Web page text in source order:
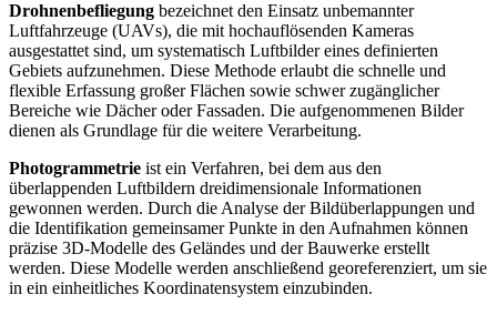
Drohnenbefliegung bezeichnet den Einsatz unbemannter
Luftfahrzeuge (UAVs), die mit hochauflösenden Kameras
ausgestattet sind, um systematisch Luftbilder eines definierten
Gebiets aufzunehmen. Diese Methode erlaubt die schnelle und
flexible Erfassung großer Flächen sowie schwer zugänglicher
Bereiche wie Dächer oder Fassaden. Die aufgenommenen Bilder
dienen als Grundlage für die weitere Verarbeitung.
Photogrammetrie ist ein Verfahren, bei dem aus den
überlappenden Luftbildern dreidimensionale Informationen
gewonnen werden. Durch die Analyse der Bildüberlappungen und
die Identifikation gemeinsamer Punkte in den Aufnahmen können
präzise 3D-Modelle des Geländes und der Bauwerke erstellt
werden. Diese Modelle werden anschließend georeferenziert, um sie
in ein einheitliches Koordinatensystem einzubinden.